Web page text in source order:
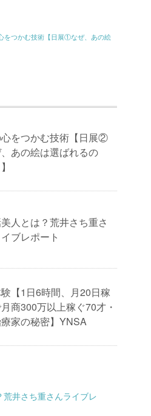
をつかむ技術【日展①なぜ、あの絵
心をつかむ技術【日展②
あの絵は選ばれるの
人とは？荒井さち重さ
ブレポート
【1日6時間、月20日稼
商300万以上稼ぐ70才・
家の秘密】YNSA
井さち重さんライブレ